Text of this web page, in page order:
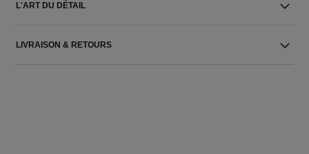
L'ART DU DÉTAIL
LIVRAISON & RETOURS